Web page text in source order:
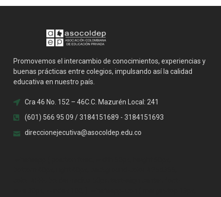
Promovemos el intercambio de conocimientos, experiencias y
buenas prácticas entre colegios, impulsando así la calidad
educativa en nuestro país.
Cra 46 No. 152 – 46C.C. Mazurén Local: 241
(601) 566 95 09 / 3184151689 - 3184151693
direccionejecutiva@asocoldep.edu.co